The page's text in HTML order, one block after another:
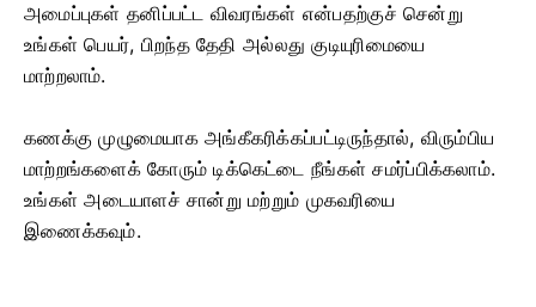
அமைப்புகள் தனிப்பட்ட விவரங்கள் என்பதற்குச் சென்று
உங்கள் பெயர், பிறந்த தேதி அல்லது குடியுரிமையை
மாற்றலாம்.
கணக்கு முழுமையாக அங்கீகரிக்கப்பட்டிருந்தால், விரும்பிய
மாற்றங்களைக் கோரும் டிக்கெட்டை நீங்கள் சமர்ப்பிக்கலாம்.
உங்கள் அடையாளச் சான்று மற்றும் முகவரியை
இணைக்கவும்.